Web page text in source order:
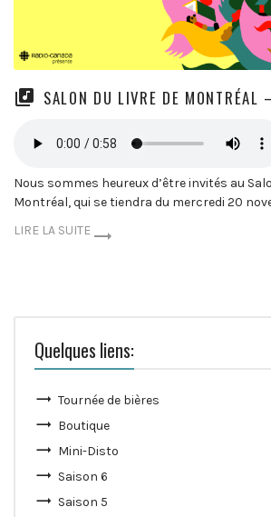
SALON DU LIVRE DE MONTRÉAL
Nous sommes heureux d’être invités au
Montréal, qui se tiendra du mercredi 20
LIRE LA SUITE
Quelques liens:
Tournée de bières
Boutique
Mini-Disto
Saison 6
Saison 5